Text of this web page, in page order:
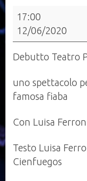
La
gallina
dalle
uova
17:00
12/06/2020
Debutto Teatro
uno spettacolo
famosa fiaba
Con Luisa
Testo Luisa
Cienfuegos